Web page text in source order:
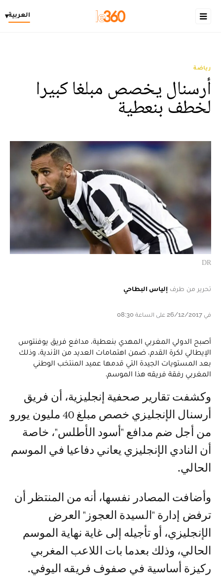
العربية▾
رياضة
أرسنال يخصص مبلغا كبيرا
لخطف بنعطية
DR
تحرير من طرف إلياس البطاحي
في 26/12/2017 على الساعة 08:30
أصبح الدولي المغربي المهدي بنعطية، مدافع فريق يوفنتوس
الإيطالي لكرة القدم، ضمن اهتمامات العديد من الأندية، وذلك
بعد المستويات الجيدة التي قدمها عميد المنتخب الوطني
المغربي رفقة فريقه هذا الموسم.
وكشفت تقارير صحفية إنجليزية، أن فريق
أرسنال الإنجليزي خصص مبلغ 40 مليون يورو
من أجل ضم مدافع "أسود الأطلس"، خاصة
أن النادي الإنجليزي يعاني دفاعيا في الموسم
الحالي.
وأضافت المصادر نفسها، أنه من المنتظر أن
ترفض إدارة "السيدة العجوز" العرض
الإنجليزي، أو تأجيله إلى غاية نهاية الموسم
الحالي، وذلك بعدما بات اللاعب المغربي
ركيزة أساسية في صفوف فريقه اليوفي.